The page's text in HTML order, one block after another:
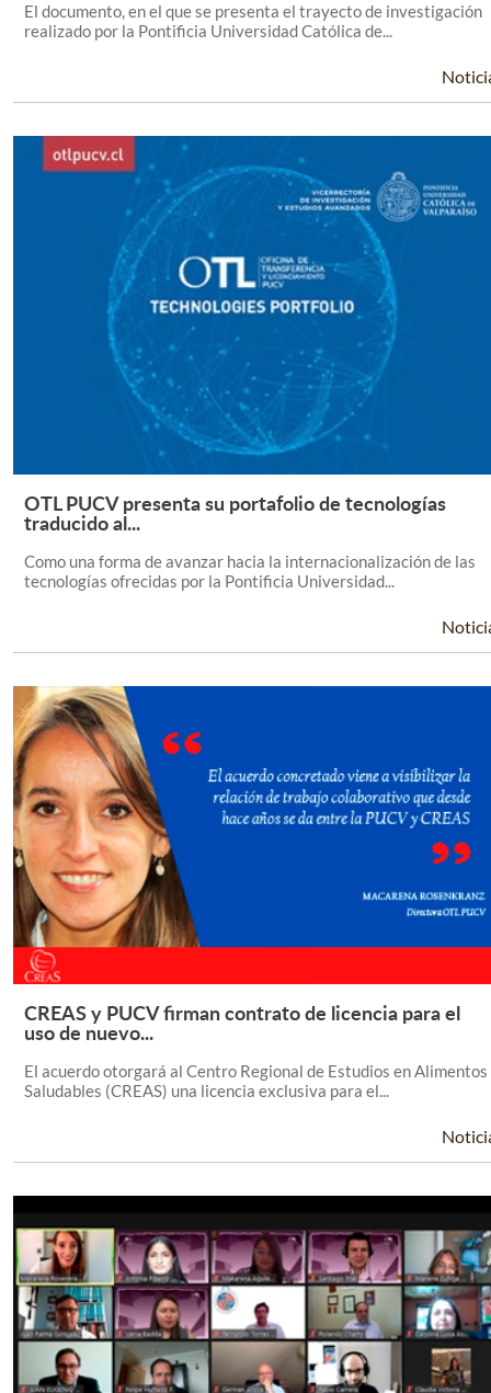
El documento, en el que se presenta el trayecto de investigación
realizado por la Pontificia Universidad Católica de...
Leer Más +
OTL PUCV presenta su portafolio de tecnologías
traducido al...
Como una forma de avanzar hacia la internacionalización de las
tecnologías ofrecidas por la Pontificia Universidad...
Leer Más +
CREAS y PUCV firman contrato de licencia para el
uso de nuevo...
El acuerdo otorgará al Centro Regional de Estudios en Alimentos
Saludables (CREAS) una licencia exclusiva para el...